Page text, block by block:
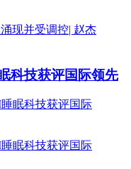
科技获评国际领先